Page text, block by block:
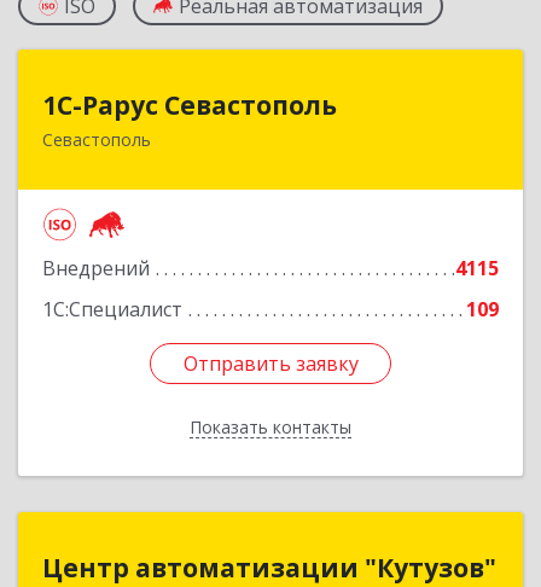
ISO Реальная автоматизация
1С-Рарус Севастополь
Севастополь
Внедрений
4115
1С:Специалист
109
Отправить заявку
Показать контакты
299011, Севастополь г, Кулакова ул, дом № 58
Отправить заявку
Назад
Центр автоматизации "Кутузов"